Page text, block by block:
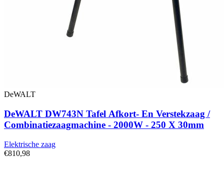
DeWALT
DeWALT DW743N Tafel Afkort- En Verstekzaag /
Combinatiezaagmachine - 2000W - 250 X 30mm
Elektrische zaag
€810,98